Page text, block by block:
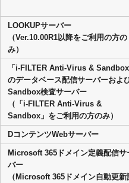
LOOKUPサーバー
（Ver.10.00R1以降をご利用の方の
み）
「i-FILTER Anti-Virus & Sandbox
のデータベース配信サーバーおよ
Sandbox検査サーバー
（「i-FILTER Anti-Virus &
Sandbox」をご利用の方のみ）
DコンテンツWebサーバー
Microsoft 365ドメイン定義配信サ
バー
（Microsoft 365ドメイン自動更新